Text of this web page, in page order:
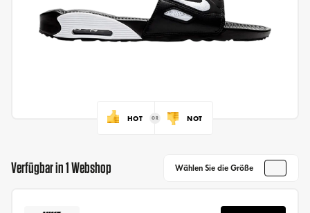
HOT NOT
Verfügbar in 1 Webshop Wählen Sie die Größe